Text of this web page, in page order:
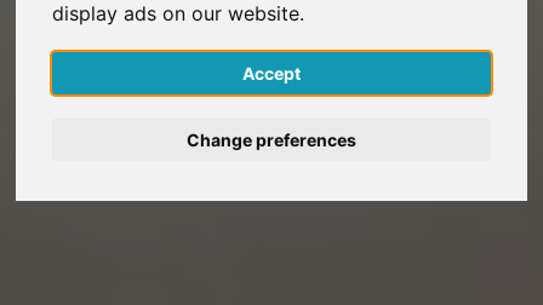
display ads on our website.
Accept
Change preferences
S'inscrire
English
Deutsch
Nederlands